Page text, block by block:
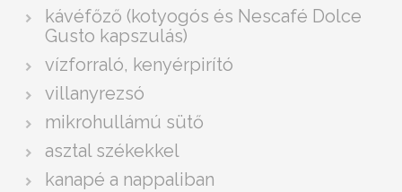
kávéfőző (kotyogós és Nescafé Dolce
Gusto kapszulás)
vízforraló, kenyérpirító
villanyrezsó
mikrohullámú sütő
asztal székekkel
kanapé a nappaliban